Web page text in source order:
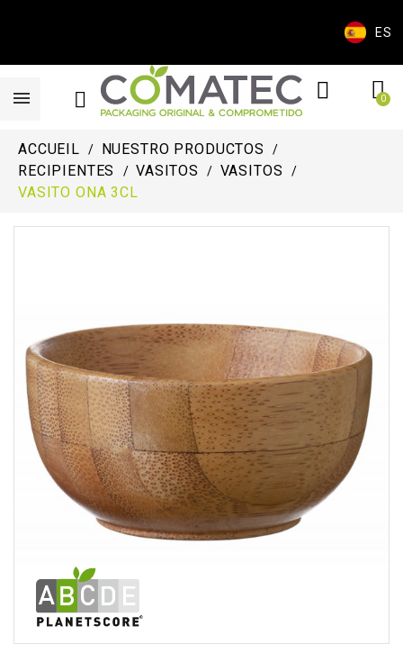
ES
ACCUEIL
NUESTRO PRODUCTOS
RECIPIENTES
VASITOS
VASITOS
VASITO ONA 3CL